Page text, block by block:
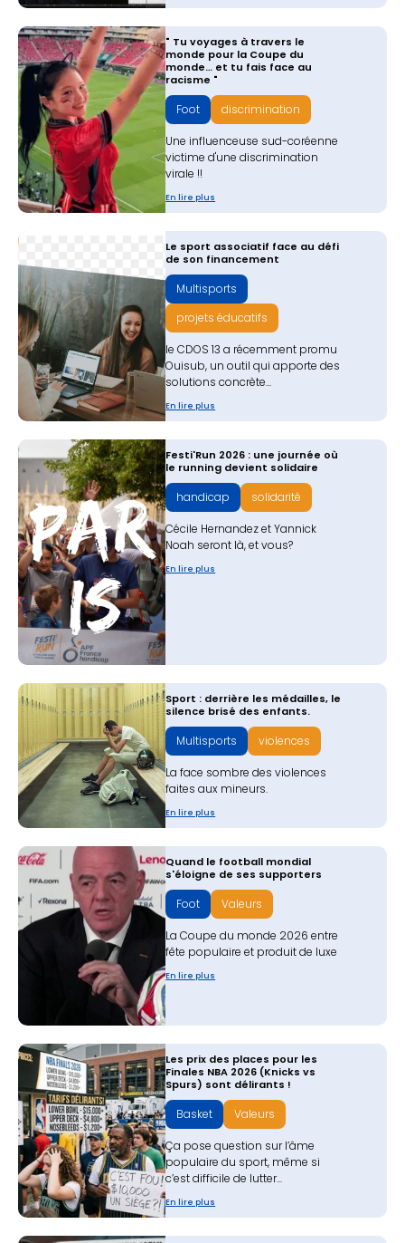
" Tu voyages à travers le
monde pour la Coupe du
monde… et tu fais face au
racisme "
Foot discrimination
Une influenceuse sud-coréenne
victime d'une discrimination
virale !!
En lire plus
Le sport associatif face au défi
de son financement
Multisports
projets éducatifs
le CDOS 13 a récemment promu
Ouisub, un outil qui apporte des
solutions concrète...
En lire plus
Festi'Run 2026 : une journée où
le running devient solidaire
handicap solidarité
Cécile Hernandez et Yannick
Noah seront là, et vous?
En lire plus
Sport : derrière les médailles, le
silence brisé des enfants.
Multisports violences
La face sombre des violences
faites aux mineurs.
En lire plus
Quand le football mondial
s'éloigne de ses supporters
Foot Valeurs
La Coupe du monde 2026 entre
fête populaire et produit de luxe
En lire plus
Les prix des places pour les
Finales NBA 2026 (Knicks vs
Spurs) sont délirants !
Basket Valeurs
Ça pose question sur l’âme
populaire du sport, même si
c’est difficile de lutter...
En lire plus